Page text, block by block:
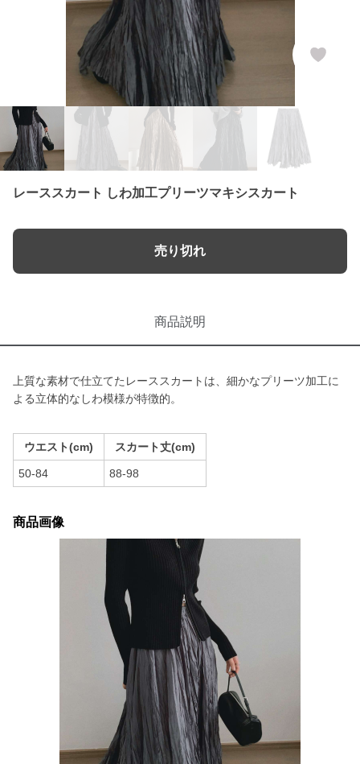
レーススカート しわ加工プリーツマキシスカート
売り切れ
商品説明
上質な素材で仕立てたレーススカートは、細かなプリーツ加工に
よる立体的なしわ模様が特徴的。
ウエスト(cm) スカート丈(cm)
50-84 88-98
商品画像